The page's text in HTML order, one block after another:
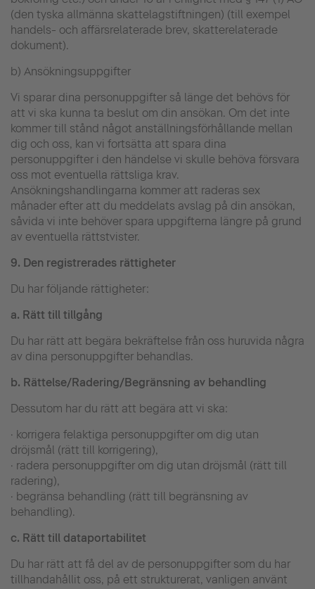
(den tyska allmänna skattelagstiftningen) (till exempel
handels- och affärsrelaterade brev, skatterelaterade
dokument).
b) Ansökningsuppgifter
Vi sparar dina personuppgifter så länge det behövs för
att vi ska kunna ta beslut om din ansökan. Om det inte
kommer till stånd något anställningsförhållande mellan
dig och oss, kan vi fortsätta att spara dina
personuppgifter i den händelse vi skulle behöva försvara
oss mot eventuella rättsliga krav.
Ansökningshandlingarna kommer att raderas sex
månader efter att du meddelats avslag på din ansökan,
såvida vi inte behöver spara uppgifterna längre på grund
av eventuella rättstvister.
9. Den registrerades rättigheter
Du har följande rättigheter:
a. Rätt till tillgång
Du har rätt att begära bekräftelse från oss huruvida några
av dina personuppgifter behandlas.
b. Rättelse/Radering/Begränsning av behandling
Dessutom har du rätt att begära att vi ska:
· korrigera felaktiga personuppgifter om dig utan
dröjsmål (rätt till korrigering),
· radera personuppgifter om dig utan dröjsmål (rätt till
radering),
· begränsa behandling (rätt till begränsning av
behandling).
c. Rätt till dataportabilitet
Du har rätt att få del av de personuppgifter som du har
tillhandahållit oss, på ett strukturerat, vanligen använt